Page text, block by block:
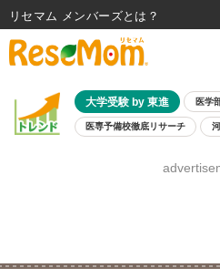
大学受験 by 東進 医学
医専予備校徹底リサーチ
8月開催学校説明
リセマム メンバーズ